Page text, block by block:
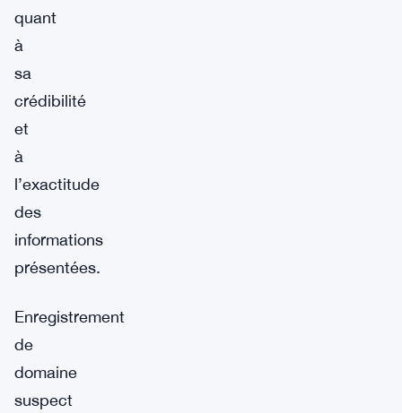
quant
à
sa
crédibilité
et
à
l’exactitude
des
informations
présentées.
Enregistrement
de
domaine
suspect